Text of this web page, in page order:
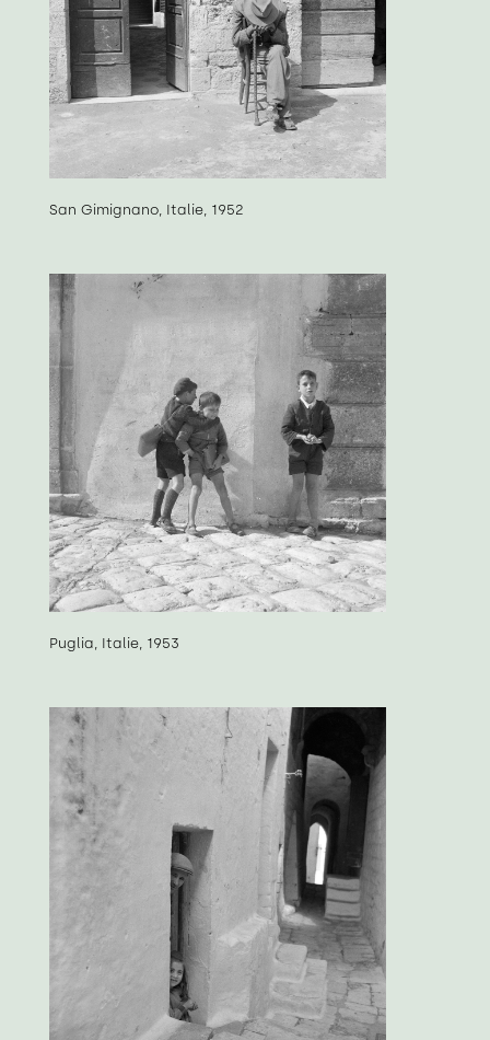
San Gimignano, Italie, 1952
Puglia, Italie, 1953